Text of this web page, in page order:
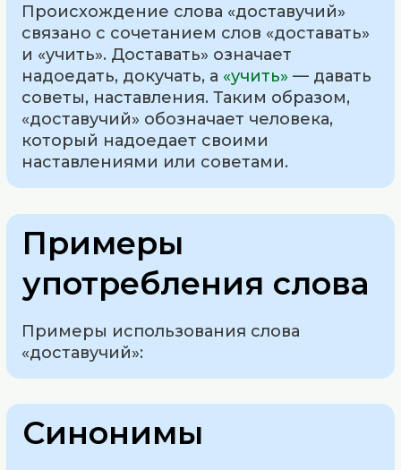
Происхождение слова «доставучий»
связано с сочетанием слов «доставать»
и «учить». Доставать» означает
надоедать, докучать, а «учить» — давать
советы, наставления. Таким образом,
«доставучий» обозначает человека,
который надоедает своими
наставлениями или советами.
Примеры
употребления слова
Примеры использования слова
«доставучий»:
Синонимы